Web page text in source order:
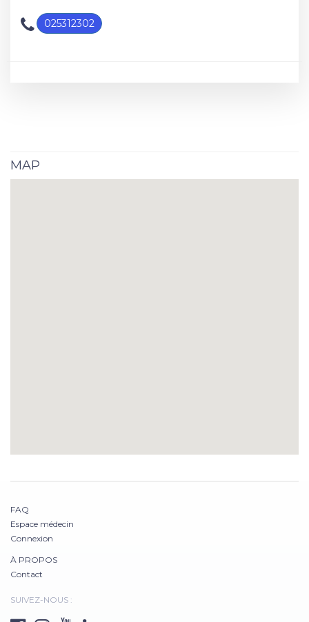
025312302
MAP
FAQ
Espace médecin
Connexion
À PROPOS
Contact
SUIVEZ-NOUS :